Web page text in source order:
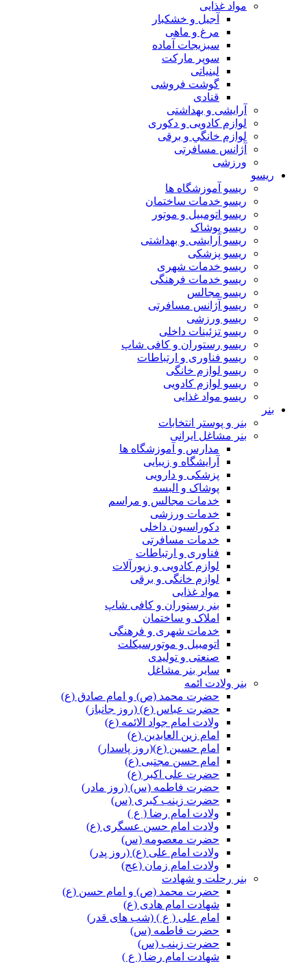
مواد غذایی
آجیل و خشکبار
مرغ و ماهی
سبزیجات آماده
سوپر مارکت
لبنیاتی
گوشت فروشی
قنادی
آرایشی و بهداشتی
لوازم کادویی و دکوری
لوازم خانگي و برقی
آژانس مسافرتی
ورزشی
ریسو
ریسو آموزشگاه ها
ریسو خدمات ساختمان
ریسو اتومبیل و موتور
ریسو پوشاک
ریسو آرایشی و بهداشتی
ریسو پزشکی
ریسو خدمات شهری
ریسو خدمات فرهنگی
ریسو مجالس
ریسو آژانس مسافرتی
ریسو ورزشی
ریسو تزئینات داخلی
ریسو رستوران و کافی شاپ
ریسو فناوری و ارتباطات
ریسو لوازم خانگی
ریسو لوازم کادویی
ریسو مواد غذایی
بنر
بنر و پوستر انتخابات
بنر مشاغل ایرانی
مدارس و آموزشگاه ها
آرایشگاه و زیبایی
پزشکی و دارویی
پوشاک و البسه
خدمات مجالس و مراسم
خدمات ورزشی
دکوراسیون داخلی
خدمات مسافرتی
فناوری و ارتباطات
لوازم کادویی و زیورآلات
لوازم خانگی و برقی
مواد غذایی
بنر رستوران و کافی شاپ
املاک و ساختمان
خدمات شهری و فرهنگی
اتومبیل و موتورسیکلت
صنعتی و تولیدی
سایر بنر مشاغل
بنر ولادت ائمه
حضرت محمد (ص) و امام صادق (ع)
حضرت عباس (ع) (روز جانباز)
ولادت امام جواد الائمه (ع)
امام زین العابدین (ع)
امام حسین (ع)(روز پاسدار)
امام حسن مجتبی (ع)
حضرت علی اکبر (ع)
حضرت فاطمه (س) (روز مادر)
حضرت زینب کبری (س)
ولادت امام رضا ( ع )
ولادت امام حسن عسگری (ع)
حضرت معصومه (س)
ولادت امام علی (ع) (روز پدر)
ولادت امام زمان (عج)
بنر رحلت و شهادت
حضرت محمد (ص) و امام حسن (ع)
شهادت امام هادی (ع)
امام علی ( ع ) (شب های قدر)
حضرت فاطمه (س)
حضرت زینب (س)
شهادت امام رضا ( ع )